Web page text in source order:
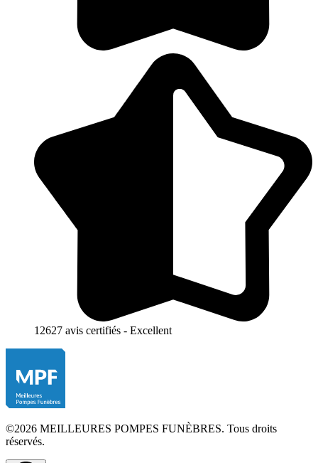
12627 avis certifiés - Excellent
©2026 MEILLEURES POMPES FUNÈBRES. Tous droits
réservés.